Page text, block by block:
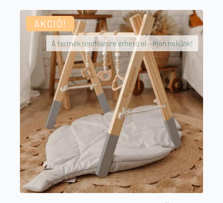
high
to
low
AKCIÓ!
A termék rendelésre érhető el – írjon nekünk!